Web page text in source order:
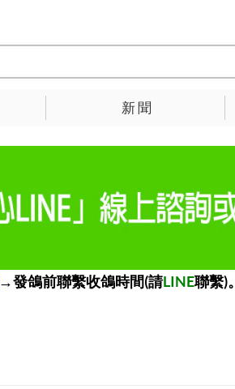
新 聞
→發鴿前聯繫收鴿時間(請LINE聯繫)。